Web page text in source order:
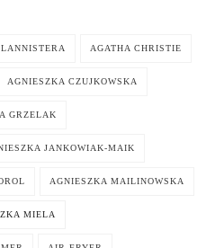
AGATHA CHRISTIE
AGNIESZKA CZUJKOWSKA
GRZELAK
JANKOWIAK-MAIK
AGNIESZKA MAILINOWSKA
MIELA